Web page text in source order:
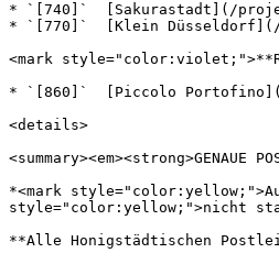
* `[740]`  [Sakurastadt](/
* `[770]`  [Klein Düsseldorf](/
<mark
* `[860]`  [Piccolo
<details>
*<mark
style="color:yellow;">nicht
**Alle Honigstädtischen